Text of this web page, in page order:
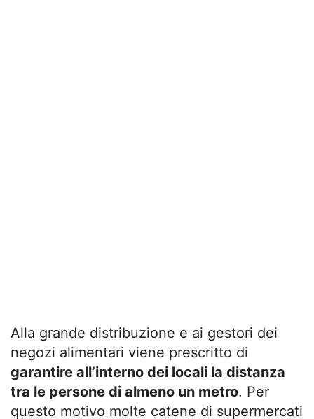
Alla grande distribuzione e ai gestori dei
negozi alimentari viene prescritto di
garantire all’interno dei locali la distanza
tra le persone di almeno un metro. Per
questo motivo molte catene di supermercati